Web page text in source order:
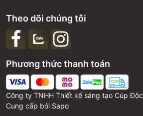
Công ty TNHH Thiết kế sáng tạo Cúp Độc
Cung cấp bởi Sapo
Phương thức thanh toán
Theo dõi chúng tôi